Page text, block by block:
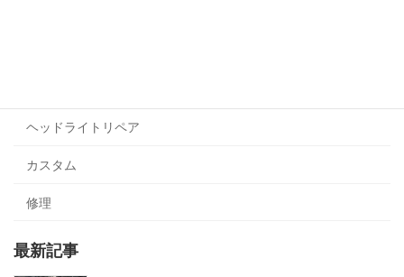
ヘッドライトリペア
カスタム
修理
最新記事